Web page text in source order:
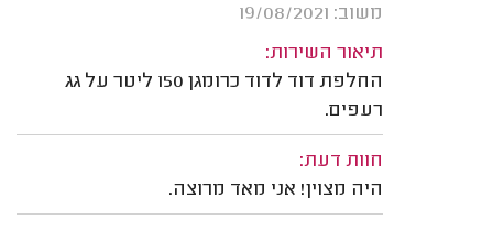
משוב: 19/08/2021
תיאור השירות:
החלפת דוד לדוד כרומגן 150 ליטר על גג
רעפים.
חוות דעת:
היה מצוין! אני מאד מרוצה.